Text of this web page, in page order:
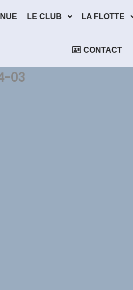
LE CLUB LA FLOTTE
CONTACT
03